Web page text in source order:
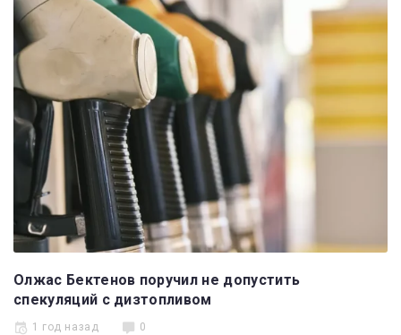
Олжас Бектенов поручил не допустить
спекуляций с дизтопливом
1 год назад 0